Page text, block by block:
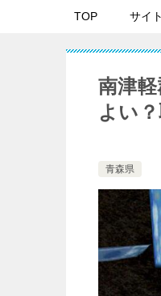
TOP サイ
南津
よい
青森県